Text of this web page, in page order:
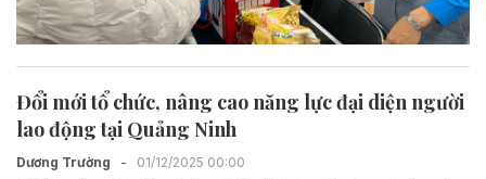
Đổi mới tổ chức, nâng cao năng lực đại diện người
lao động tại Quảng Ninh
Dương Trường - 01/12/2025 00:00